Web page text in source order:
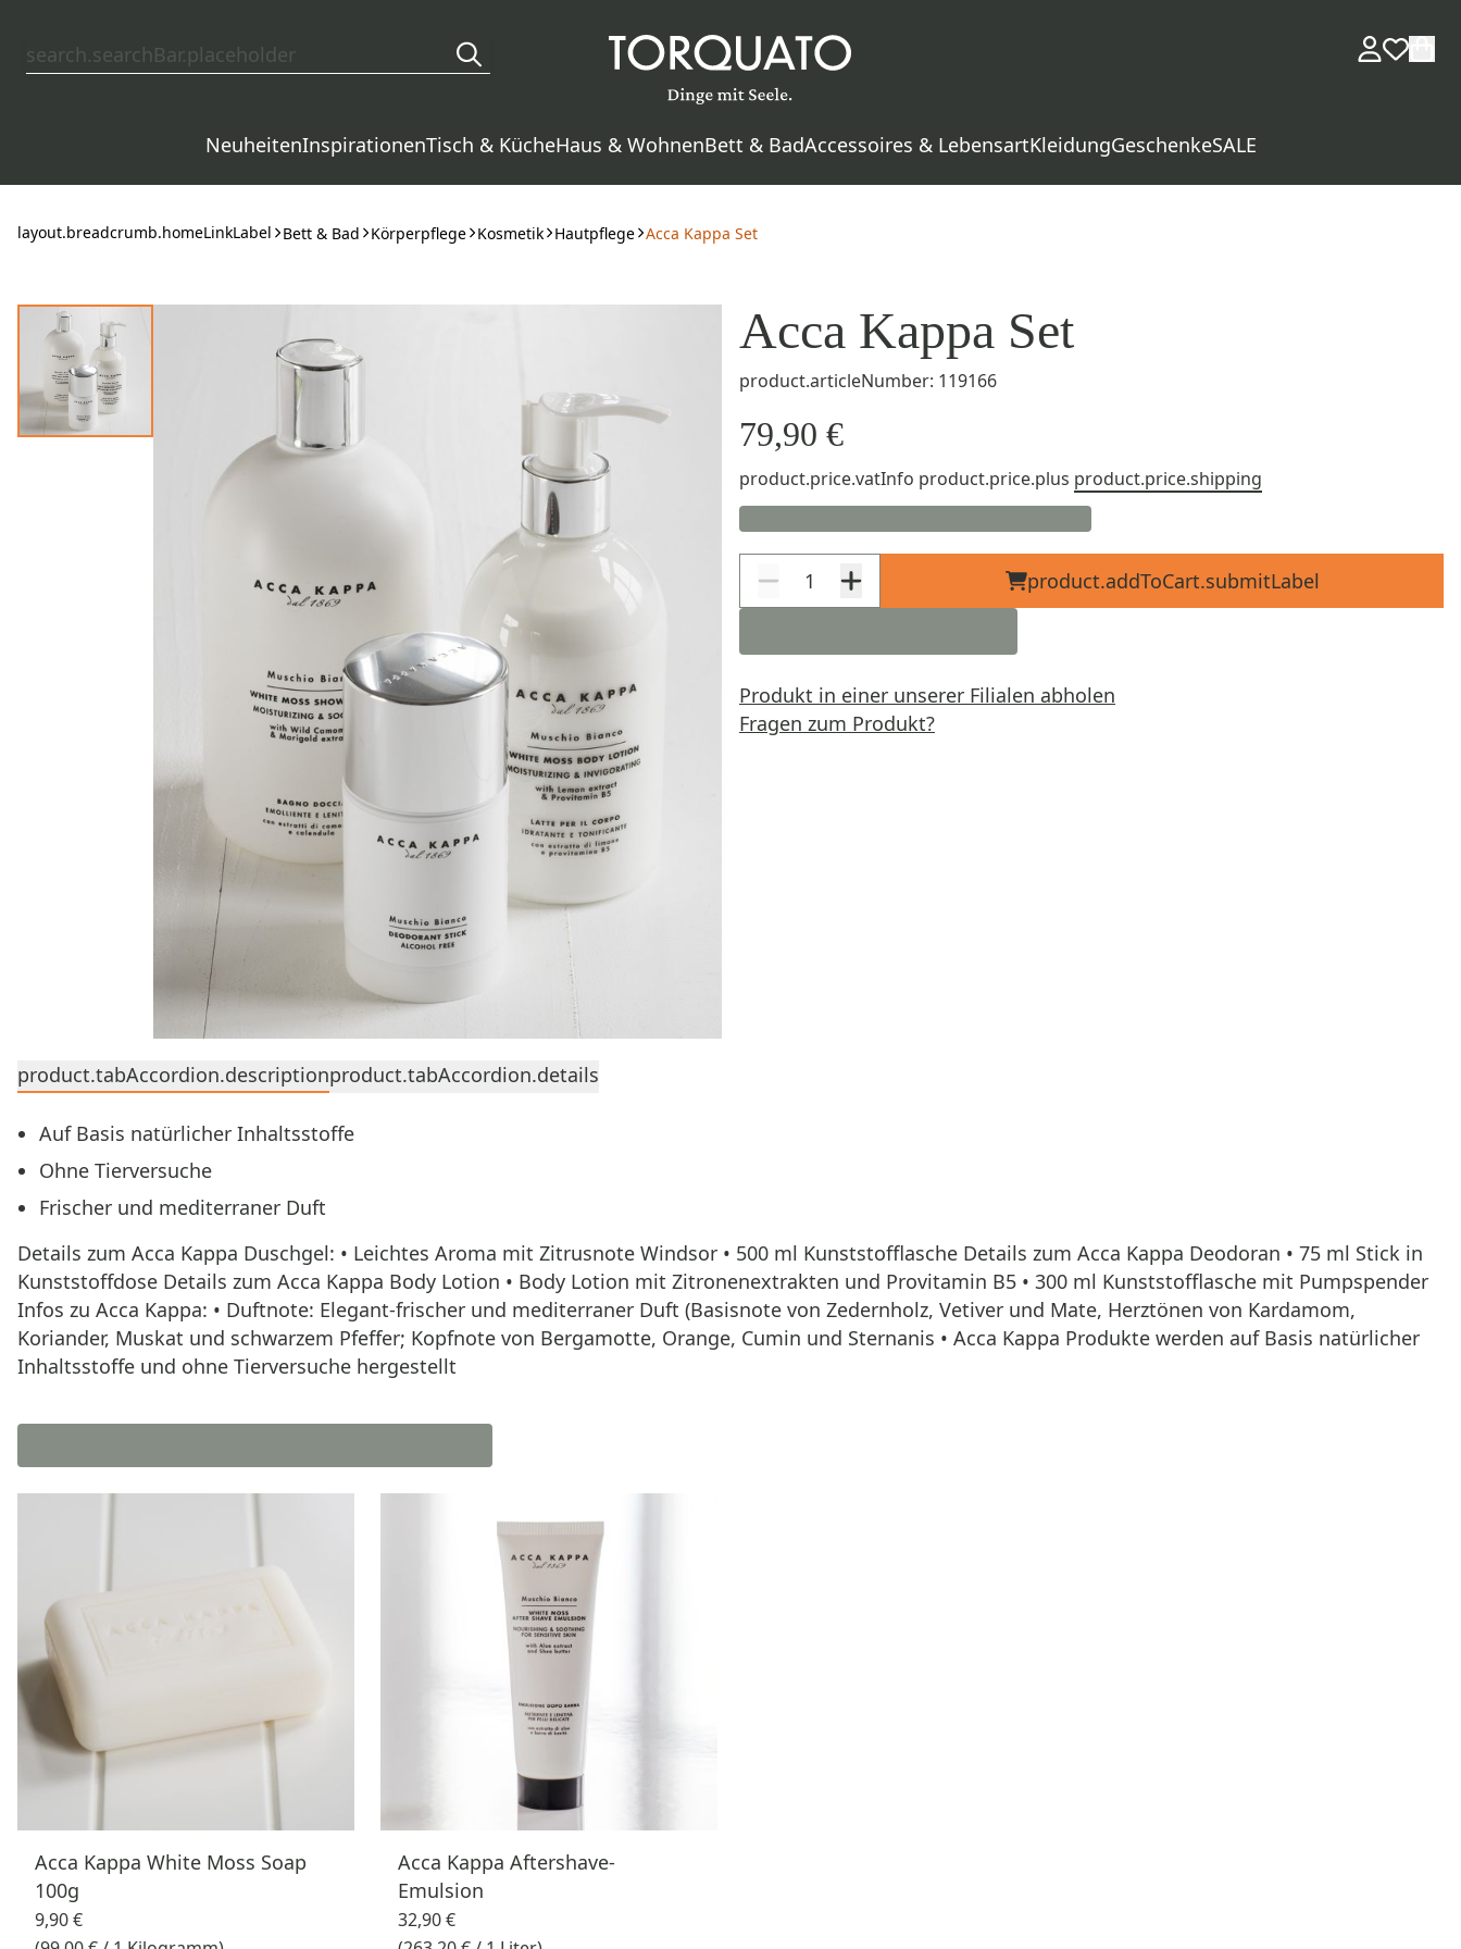
NeuheitenInspirationenTisch & KücheHaus & WohnenBett & BadAccessoires & LebensartKleidungGeschenkeSALE
layout.breadcrumb.homeLinkLabel Bett & Bad Körperpflege Kosmetik Hautpflege Acca Kappa Set
Acca Kappa Set
product.articleNumber: 119166
79,90 €
product.price.vatInfo product.price.plus product.price.shipping
product.addToCart.submitLabel
Produkt in einer unserer Filialen abholen
Fragen zum Produkt?
product.tabAccordion.descriptionproduct.tabAccordion.details
Auf Basis natürlicher Inhaltsstoffe
Ohne Tierversuche
Frischer und mediterraner Duft
Details zum Acca Kappa Duschgel: • Leichtes Aroma mit Zitrusnote Windsor • 500 ml Kunststofflasche Details zum Acca Kappa Deodoran • 75 ml Stick in
Kunststoffdose Details zum Acca Kappa Body Lotion • Body Lotion mit Zitronenextrakten und Provitamin B5 • 300 ml Kunststofflasche mit Pumpspender
Infos zu Acca Kappa: • Duftnote: Elegant-frischer und mediterraner Duft (Basisnote von Zedernholz, Vetiver und Mate, Herztönen von Kardamom,
Koriander, Muskat und schwarzem Pfeffer; Kopfnote von Bergamotte, Orange, Cumin und Sternanis • Acca Kappa Produkte werden auf Basis natürlicher
Inhaltsstoffe und ohne Tierversuche hergestellt
Acca Kappa White Moss Soap
100g
9,90 €
Acca Kappa Aftershave-
Emulsion
32,90 €